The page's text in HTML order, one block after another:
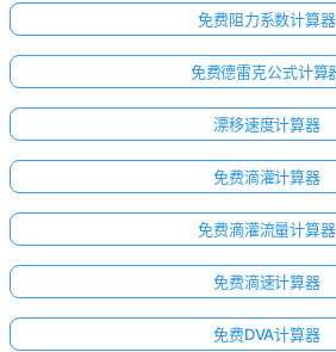
免费阻力系数计算器
免费德雷克公式计算
漂移速度计算器
免费滴灌计算器
免费滴灌流量计算器
免费滴速计算器
免费DVA计算器